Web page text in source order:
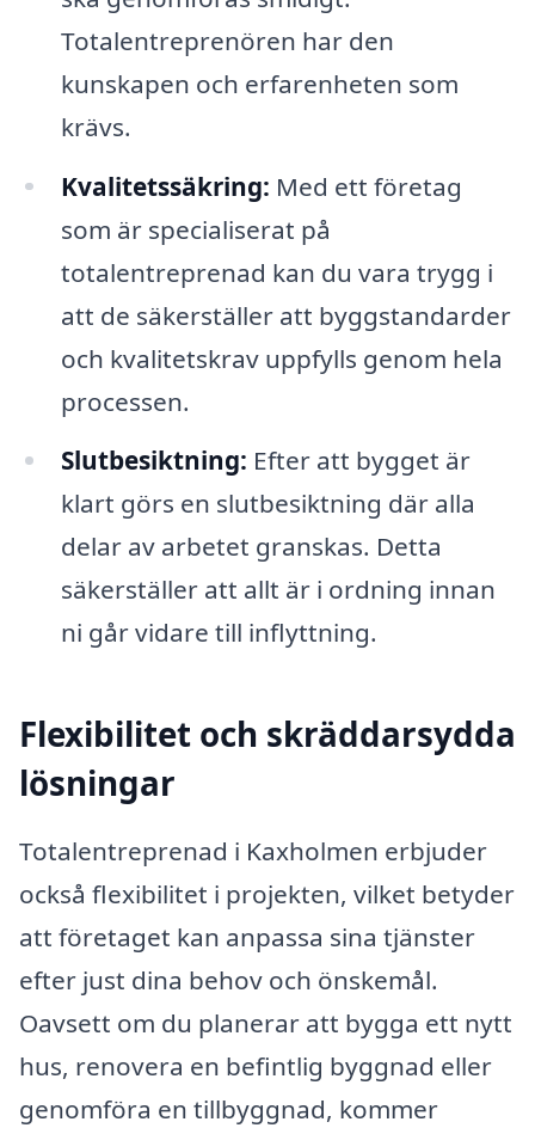
Totalentreprenören har den
kunskapen och erfarenheten som
krävs.
Kvalitetssäkring: Med ett företag
som är specialiserat på
totalentreprenad kan du vara trygg i
att de säkerställer att byggstandarder
och kvalitetskrav uppfylls genom hela
processen.
Slutbesiktning: Efter att bygget är
klart görs en slutbesiktning där alla
delar av arbetet granskas. Detta
säkerställer att allt är i ordning innan
ni går vidare till inflyttning.
Flexibilitet och skräddarsydda
lösningar
Totalentreprenad i Kaxholmen erbjuder
också flexibilitet i projekten, vilket betyder
att företaget kan anpassa sina tjänster
efter just dina behov och önskemål.
Oavsett om du planerar att bygga ett nytt
hus, renovera en befintlig byggnad eller
genomföra en tillbyggnad, kommer